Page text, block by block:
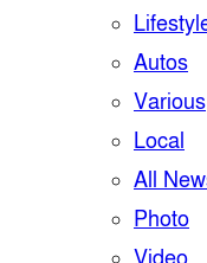
Autos
Various
Local
All
Photo